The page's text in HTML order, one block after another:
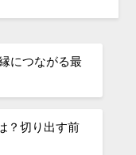
につながる最
？切り出す前